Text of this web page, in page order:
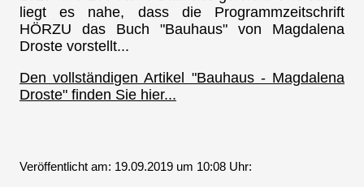
liegt es nahe, dass die Programmzeitschrift
HÖRZU das Buch "Bauhaus" von Magdalena
Droste vorstellt...
Den vollständigen Artikel "Bauhaus - Magdalena
Droste" finden Sie hier...
Veröffentlicht am: 19.09.2019 um 10:08 Uhr: